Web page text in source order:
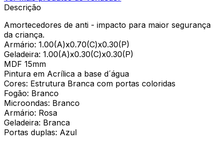
Descrição
Amortecedores de anti - impacto para maior segurança
da criança.
Armário: 1.00(A)x0.70(C)x0.30(P)
Geladeira: 1.00(A)x0.30(C)x0.30(P)
MDF 15mm
Pintura em Acrílica a base d´água
Cores: Estrutura Branca com portas coloridas
Fogão: Branco
Microondas: Branco
Armário: Rosa
Geladeira: Branca
Portas duplas: Azul